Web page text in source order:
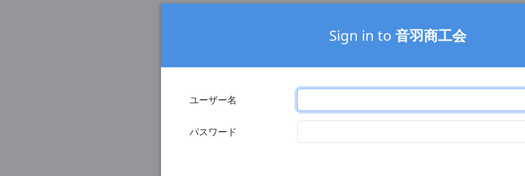
Sign in to 音羽商工会
ユーザー名
パスワード